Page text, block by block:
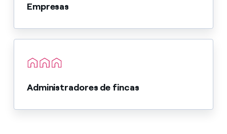
Empresas
Administradores de fincas